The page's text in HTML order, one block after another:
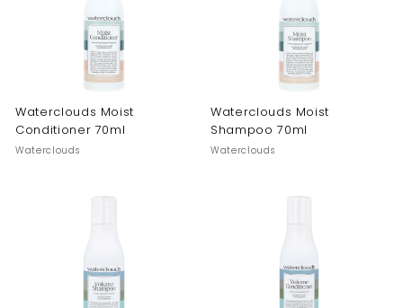
n
a
Waterclouds Moist
Conditioner 70ml
Waterclouds
Waterclouds Moist
Shampoo 70ml
Waterclouds